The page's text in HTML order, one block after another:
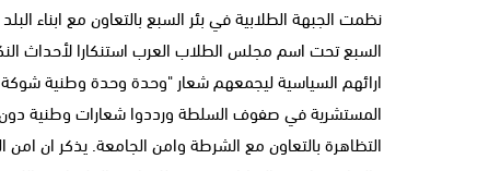
نظمت الجبهة الطلابية في بئر السبع بالتعاون مع ابناء
السبع تحت اسم مجلس الطلاب العرب استنكارا لأحداث
ارائهم السياسية ليجمعهم شعار "وحدة وحدة وطنية شوكة
المستشرية في صفوف السلطة ورددوا شعارات وطنية دون
التظاهرة بالتعاون مع الشرطة وامن الجامعة. يذكر ان امن